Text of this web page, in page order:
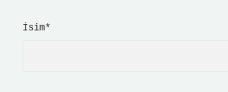
İsim*